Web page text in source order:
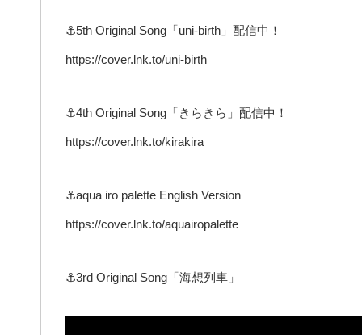
⚓5th Original Song「uni-birth」配信中！
https://cover.lnk.to/uni-birth
⚓4th Original Song「きらきら」配信中！
https://cover.lnk.to/kirakira
⚓aqua iro palette English Version
https://cover.lnk.to/aquairopalette
⚓3rd Original Song「海想列車」